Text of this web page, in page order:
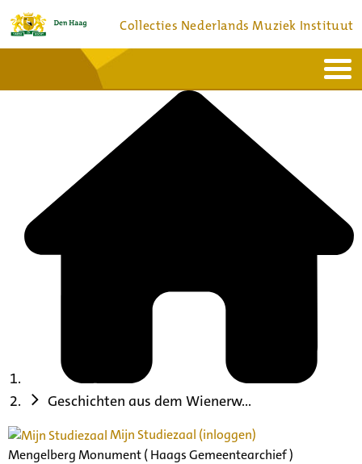
Collecties Nederlands Muziek Instituut
Bronnen en collecties
Geschichten aus dem Wienerw...
Mijn Studiezaal (inloggen)
Mengelberg Monument ( Haags Gemeentearchief )